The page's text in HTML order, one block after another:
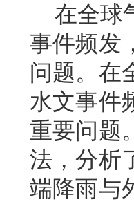
在全球
事件频发
问题。在
水文事件
重要问题
法，分析
端降雨与